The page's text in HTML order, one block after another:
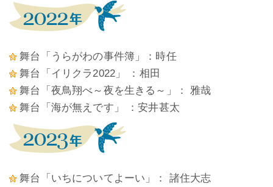
舞台「うらがわの事件簿」：時任
舞台「イリクラ2022」 ：相田
舞台「夜鳥翔べ～夜を生きる～」： 雅哉
舞台「海が無えです」 ：安井甚太
舞台「いちについてよーい」： 諸住大志